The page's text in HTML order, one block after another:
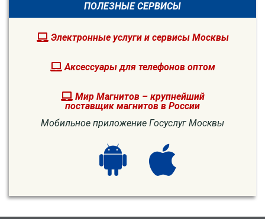
ПОЛЕЗНЫЕ СЕРВИСЫ
Электронные услуги и сервисы Москвы
Аксессуары для телефонов оптом
Мир Магнитов – крупнейший
поставщик магнитов в России
Мобильное приложение Госуслуг Москвы